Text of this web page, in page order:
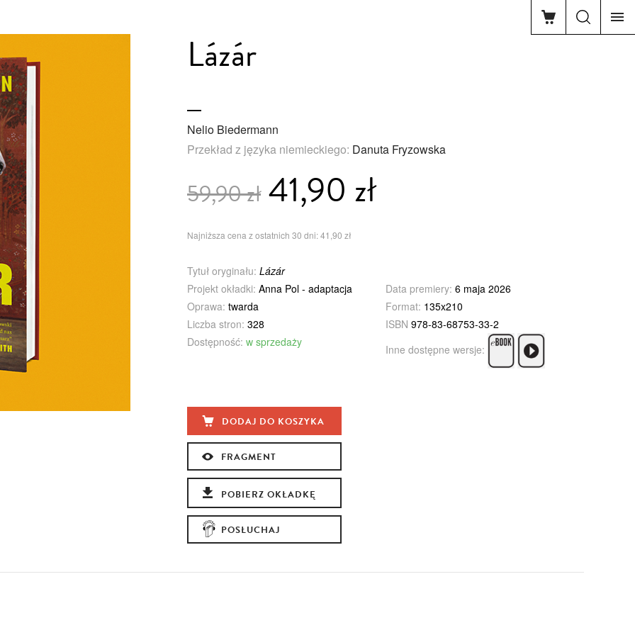
Lázár
Nelio Biedermann
Przekład z języka niemieckiego: Danuta Fryzowska
59,90 zł41,90 zł
Najniższa cena z ostatnich 30 dni: 41,90 zł
Tytuł oryginału: Lázár
Projekt okładki: Anna Pol - adaptacja Data premiery: 6 maja 2026
Oprawa: twarda Format: 135x210
Liczba stron: 328 ISBN 978-83-68753-33-2
Dostępność: w sprzedaży
Inne dostępne wersje:
DODAJ DO KOSZYKA
FRAGMENT
POBIERZ OKŁADKĘ
POSŁUCHAJ